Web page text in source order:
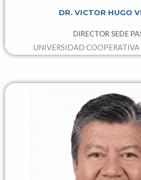
DR. VICTOR HUGO
DIRECTOR SEDE
UNIVERSIDAD